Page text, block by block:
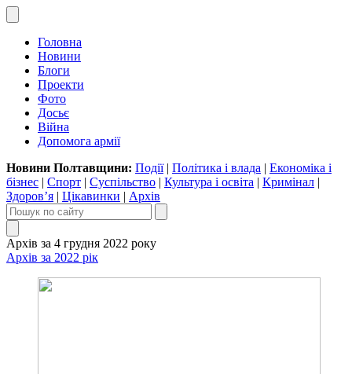
Головна
Новини
Блоги
Проекти
Фото
Досьє
Війна
Допомога армії
Новини Полтавщини: Події| Політика і влада | Економіка і
бізнес | Спорт | Суспільство | Культура і освіта | Кримінал |
Здоров’я | Цікавинки | Архів
Архів за 4 грудня 2022 року
Архів за 2022 рік